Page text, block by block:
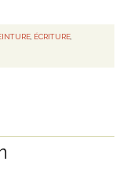
, ÉCRITURE,